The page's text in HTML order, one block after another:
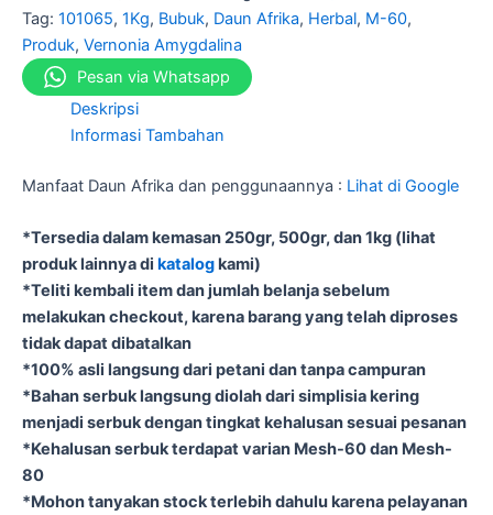
Tag: 101065, 1Kg, Bubuk, Daun Afrika, Herbal, M-60,
Produk, Vernonia Amygdalina
Pesan via Whatsapp
Deskripsi
Informasi Tambahan
Manfaat Daun Afrika dan penggunaannya : Lihat di Google
*Tersedia dalam kemasan 250gr, 500gr, dan 1kg (lihat
produk lainnya di katalogkami)
*Teliti kembali item dan jumlah belanja sebelum
melakukan checkout, karena barang yang telah diproses
tidak dapat dibatalkan
*100% asli langsung dari petani dan tanpa campuran
*Bahan serbuk langsung diolah dari simplisia kering
menjadi serbuk dengan tingkat kehalusan sesuai pesanan
*Kehalusan serbuk terdapat varian Mesh-60 dan Mesh-
80
*Mohon tanyakan stock terlebih dahulu karena pelayanan